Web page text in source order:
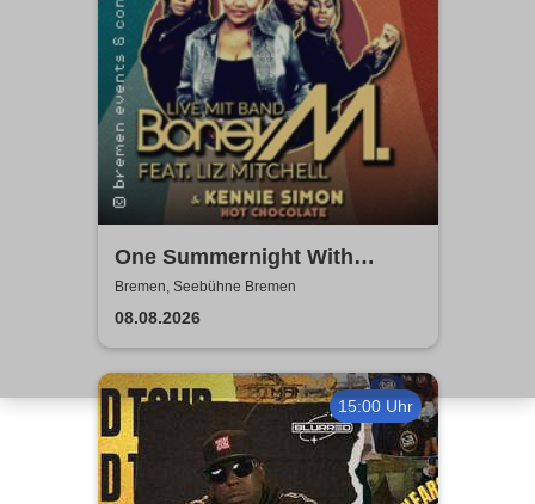
One Summernight With
Boney M.
Bremen, Seebühne Bremen
08.08.2026
15:00 Uhr